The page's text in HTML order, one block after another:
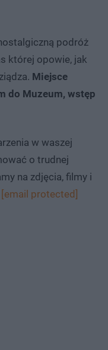
podróż
której opowie, jak
Miejsce
do Muzeum, wstęp
w waszej
o trudnej
na zdjęcia, filmy i
[email protected]